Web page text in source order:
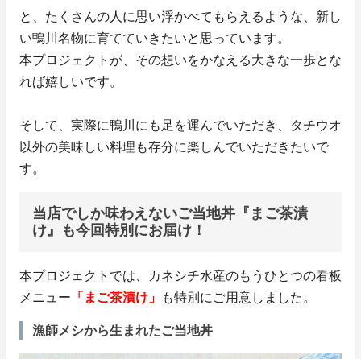
と、たくさんの人に思い浮かべてもらえるような、新し
い鴨川名物に育てていきたいと思っています。
本プロジェクトが、その想いをかなえる大きな一歩とな
れば嬉しいです。
そして、実際に鴨川にも足を運んでいただき、タチウオ
以外の美味しい料理も存分に楽しんでいただきたいで
す。
当店でしか味わえないご当地丼『まご茶漬
け』も今回特別にお届け！
本プロジェクトでは、カネシチ水産のもうひとつの看板
メニュー 「まご茶漬け」 も特別にご用意しました。
漁師メシから生まれたご当地丼